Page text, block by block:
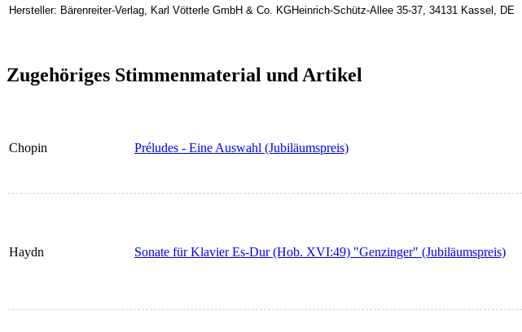
Hersteller: Bärenreiter-Verlag, Karl Vötterle GmbH & Co. KGHeinrich-Schütz-Allee 35-37, 34131 Kassel, DE
Zugehöriges Stimmenmaterial und Artikel
Chopin Préludes - Eine Auswahl (Jubiläumspreis)
Haydn Sonate für Klavier Es-Dur (Hob. XVI:49) "Genzinger" (Jubiläumspreis)